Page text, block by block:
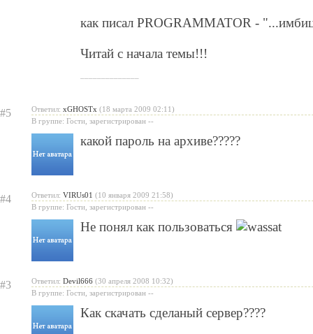
как писал PROGRAMMATOR -
Читай с начала темы!!!
#5 Ответил: xGHOSTx (18 марта 2009 02:11)
В группе: Гости, зарегистрирован --
какой пароль на архиве?????
#4 Ответил: VIRUs01 (10 января 2009 21:58)
В группе: Гости, зарегистрирован --
Не понял как пользоваться
#3 Ответил: Devil666 (30 апреля 2008 10:32)
В группе: Гости, зарегистрирован --
Как скачать сделаный сервер????